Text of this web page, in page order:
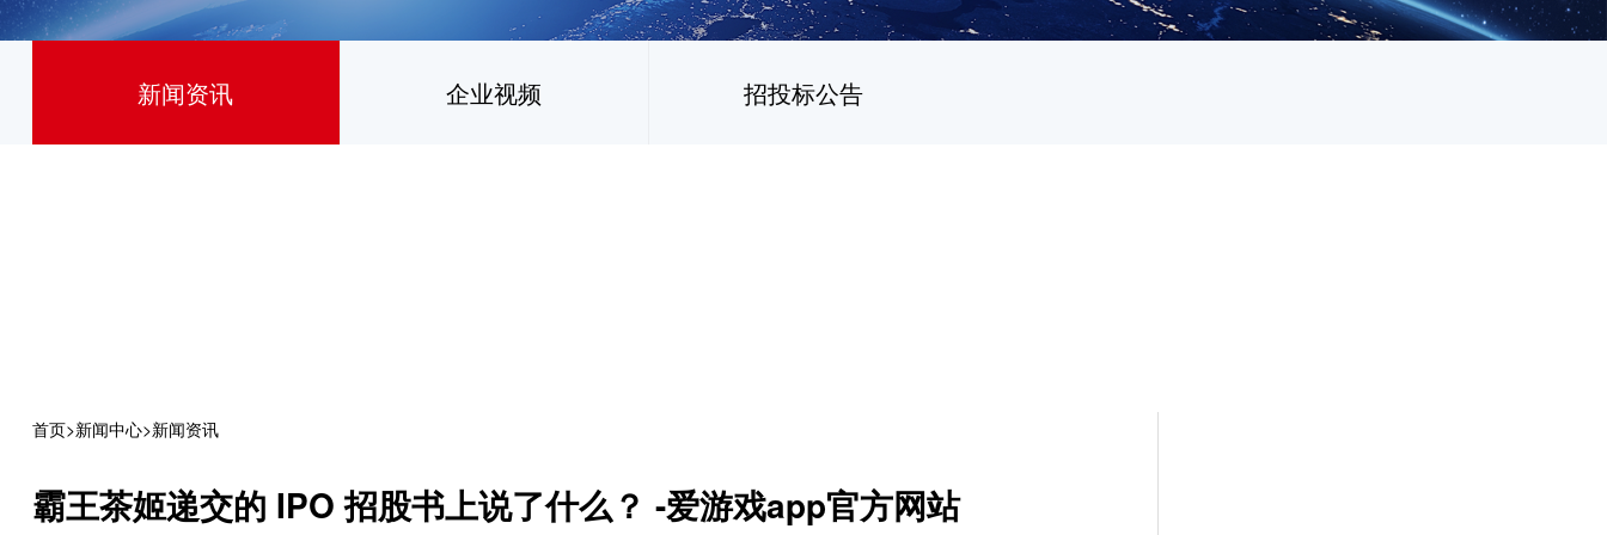
新闻资讯 企业视频 招投标公告
首页>新闻中心>新闻资讯
霸王茶姬递交的 IPO 招股书上说了什么？ -爱游戏app官方网站